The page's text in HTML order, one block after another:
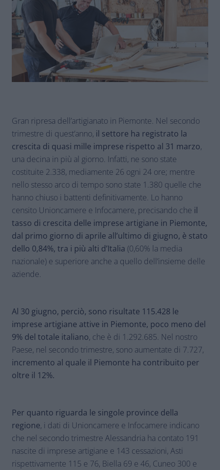
Gran ripresa dell’artigianato in Piemonte. Nel secondo
trimestre di quest’anno, il settore ha registrato la
crescita di quasi mille imprese rispetto al 31 marzo,
una decina in più al giorno. Infatti, ne sono state
costituite 2.338, mediamente 26 ogni 24 ore; mentre
nello stesso arco di tempo sono state 1.380 quelle che
hanno chiuso i battenti definitivamente. Lo hanno
censito Unioncamere e Infocamere, precisando che il
tasso di crescita delle imprese artigiane in Piemonte,
dal primo giorno di aprile all’ultimo di giugno, è stato
dello 0,84%, tra i più alti d’Italia (0,60% la media
nazionale) e superiore anche a quello dell’insieme delle
aziende.
Al 30 giugno, perciò, sono risultate 115.428 le
imprese artigiane attive in Piemonte, poco meno del
9% del totale italiano, che è di 1.292.685. Nel nostro
Paese, nel secondo trimestre, sono aumentate di 7.727,
incremento al quale il Piemonte ha contribuito per
oltre il 12%.
Per quanto riguarda le singole province della
regione, i dati di Unioncamere e Infocamere indicano
che nel secondo trimestre Alessandria ha contato 191
nascite di imprese artigiane e 143 cessazioni, Asti
rispettivamente 115 e 76, Biella 69 e 46, Cuneo 300 e